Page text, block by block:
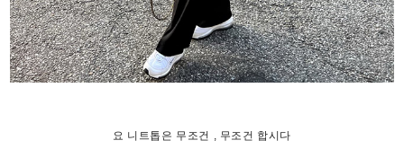
요 니트톱은 무조건 , 무조건 합시다